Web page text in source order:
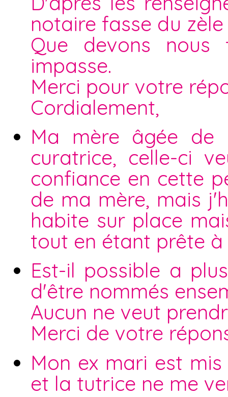
notaire fasse du
Que devons nous
impasse.
Merci pour votre
Cordialement,
Ma mère âgée de
curatrice, celle-ci
confiance en cette
de ma mère, mais
habite sur place
tout en étant prête à
Est-il possible a
d'être nommés
Aucun ne veut
Merci de votre
Mon ex mari est
et la tutrice ne me